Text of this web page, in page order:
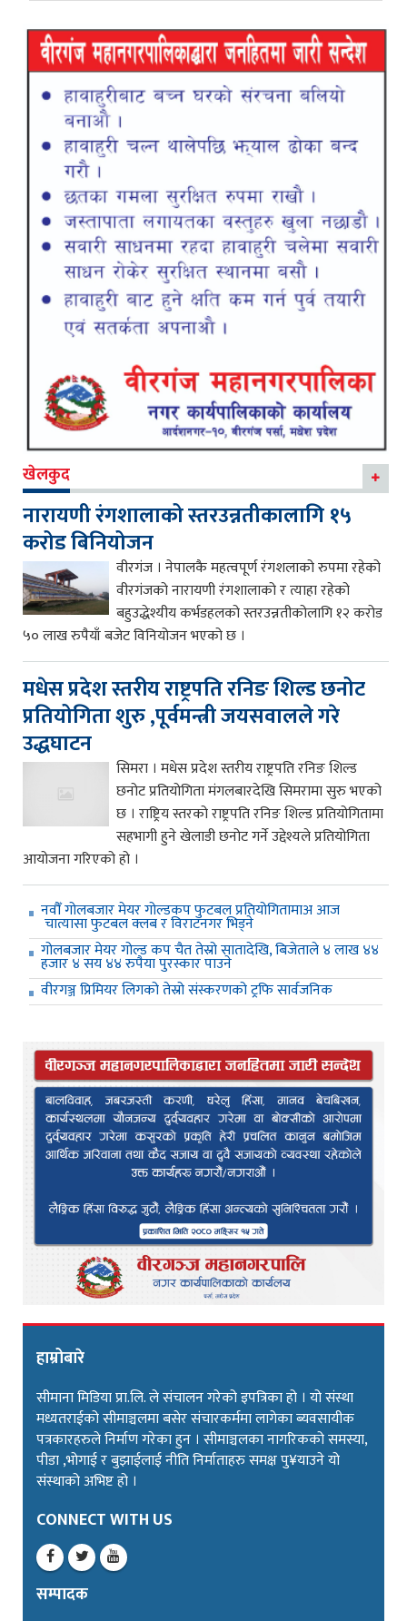
खेलकुद
नारायणी रंगशालाको स्तरउन्नतीकालागि १५
करोड बिनियोजन
वीरगंज । नेपालकै महत्वपूर्ण रंगशलाको रुपमा रहेको
वीरगंजको नारायणी रंगशालाको र त्याहा रहेको
बहुउद्धेश्यीय कर्भडहलको स्तरउन्नतीकोलागि १२ करोड
५० लाख रुपैयाँ बजेट विनियोजन भएको छ ।
मधेस प्रदेश स्तरीय राष्ट्रपति रनिङ शिल्ड छनोट
प्रतियोगिता शुरु ,पूर्वमन्त्री जयसवालले गरे
उद्धघाटन
सिमरा । मधेस प्रदेश स्तरीय राष्ट्रपति रनिङ शिल्ड
छनोट प्रतियोगिता मंगलबारदेखि सिमरामा सुरु भएको
छ । राष्ट्रिय स्तरको राष्ट्रपति रनिङ शिल्ड प्रतियोगितामा
सहभागी हुने खेलाडी छनोट गर्ने उद्देश्यले प्रतियोगिता
आयोजना गरिएको हो ।
नवौँ गोलबजार मेयर गोल्डकप फुटबल प्रतियोगितामाअ आज
चात्यासा फुटबल क्लब र विराटनगर भिड्ने
गोलबजार मेयर गोल्ड कप चैत तेस्रो सातादेखि, बिजेताले ४ लाख ४४
हजार ४ सय ४४ रुपैया पुरस्कार पाउने
वीरगञ्ज प्रिमियर लिगको तेस्रो संस्करणको ट्रफि सार्वजनिक
हाम्रोबारे
सीमाना मिडिया प्रा.लि. ले संचालन गरेको इपत्रिका हो । यो संस्था
मध्यतराईको सीमाञ्चलमा बसेर संचारकर्ममा लागेका ब्यवसायीक
पत्रकारहरुले निर्माण गरेका हुन । सीमाञ्चलका नागरिकको समस्या,
पीडा ,भोगाई र बुझाईलाई नीति निर्माताहरु समक्ष पु¥याउने यो
संस्थाको अभिष्ट हो ।
CONNECT WITH US
सम्पादक